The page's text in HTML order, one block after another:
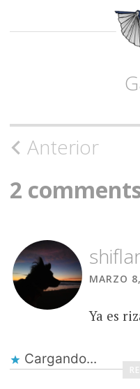
Navegación
de
entrada
Anterior
2
MARZO
Ya es
Cargando...